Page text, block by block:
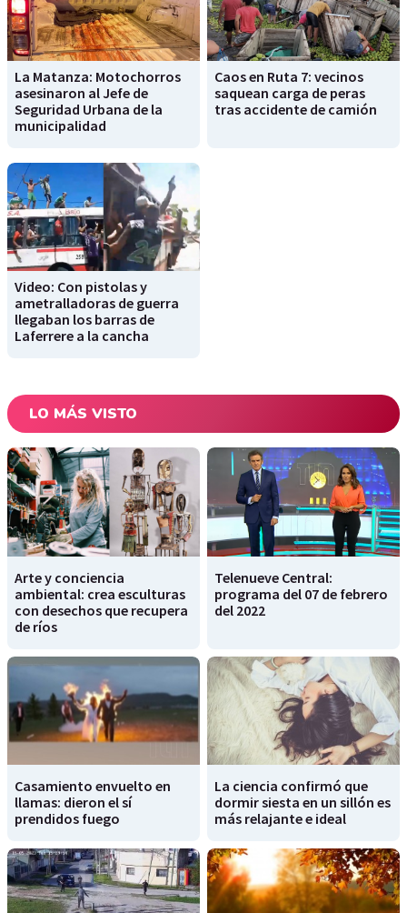
La Matanza: Motochorros
asesinaron al Jefe de
Seguridad Urbana de la
municipalidad
Caos en Ruta 7: vecinos
saquean carga de peras
tras accidente de camión
Video: Con pistolas y
ametralladoras de guerra
llegaban los barras de
Laferrere a la cancha
LO MÁS VISTO
Arte y conciencia
ambiental: crea esculturas
con desechos que recupera
de ríos
Telenueve Central:
programa del 07 de febrero
del 2022
Casamiento envuelto en
llamas: dieron el sí
prendidos fuego
La ciencia confirmó que
dormir siesta en un sillón es
más relajante e ideal